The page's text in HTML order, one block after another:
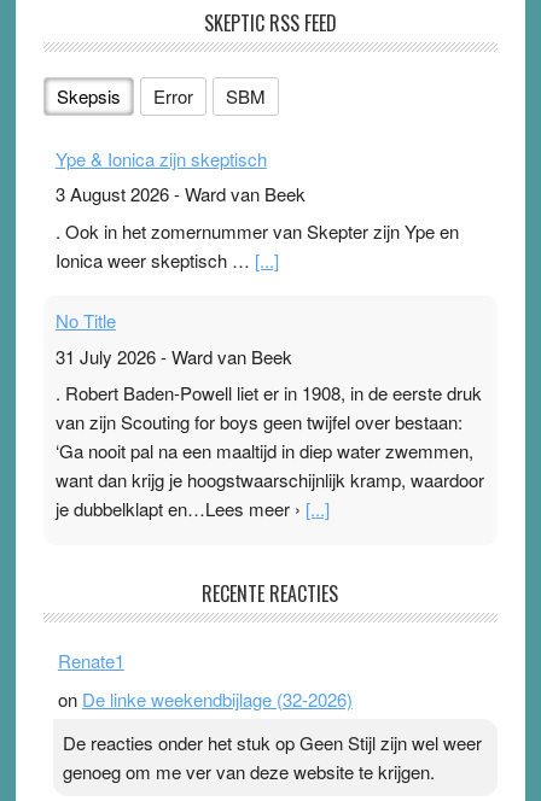
SKEPTIC RSS FEED
Skepsis Error SBM
Ype & Ionica zijn skeptisch
3 August 2026-Ward van Beek
. Ook in het zomernummer van Skepter zijn Ype en
Ionica weer skeptisch … [...]
No Title
31 July 2026-Ward van Beek
. Robert Baden-Powell liet er in 1908, in de eerste druk
van zijn Scouting for boys geen twijfel over bestaan:
‘Ga nooit pal na een maaltijd in diep water zwemmen,
want dan krijg je hoogstwaarschijnlijk kramp, waardoor
je dubbelklapt en…Lees meer › [...]
Ward van Beek
topsporters. Ze hopen ermee hun hartslag te verlagen
terwijl ze meer zuurstof opnemen. Daarop heeft zo’n
ademen’ kan goud waard zijn. Door…Lees meer
Pleisterplakkers in de topspsort ›[...]
RECENTE REACTIES
Renate1
on De linke weekendbijlage (32-2026)
De reacties onder het stuk op Geen Stijl zijn wel weer
genoeg om me ver van deze website te krijgen.